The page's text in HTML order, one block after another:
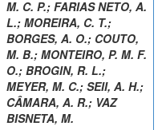
M. C. P.; FARIAS NETO, A.
L.; MOREIRA, C. T.;
BORGES, A. O.; COUTO,
M. B.; MONTEIRO, P. M. F.
O.; BROGIN, R. L.;
MEYER, M. C.; SEII, A. H.;
CÂMARA, A. R.; VAZ
BISNETA, M.